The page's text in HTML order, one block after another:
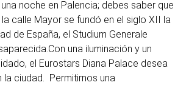
noche en Palencia; debes saber que
calle Mayor se fundó en el siglo XII la
de España, el Studium Generale
una iluminación y un
el Eurostars Diana Palace desea
la ciudad. Permitirnos una